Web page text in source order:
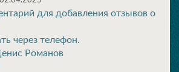
для добавления отзывов о
через телефон.
Романов